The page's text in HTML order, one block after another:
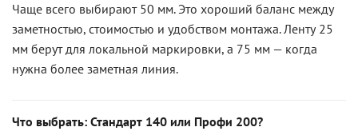
Чаще всего выбирают 50 мм. Это хороший баланс между
заметностью, стоимостью и удобством монтажа. Ленту 25
мм берут для локальной маркировки, а 75 мм — когда
нужна более заметная линия.
Что выбрать: Стандарт 140 или Профи 200?